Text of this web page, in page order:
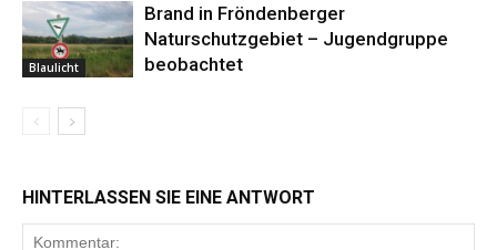
Blaulicht
Brand in Fröndenberger
Naturschutzgebiet – Jugendgruppe
beobachtet
HINTERLASSEN SIE EINE ANTWORT